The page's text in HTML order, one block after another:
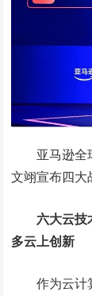
亚马逊全
文翊宣布四大
六大云技
多云上创新
作为云计